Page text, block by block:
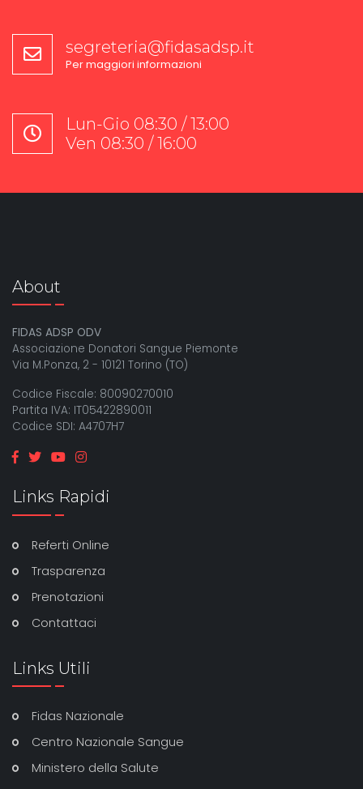
segreteria@fidasadsp.it
Per maggiori informazioni
Lun-Gio 08:30 / 13:00
Ven 08:30 / 16:00
About
FIDAS ADSP ODV
Associazione Donatori Sangue Piemonte
Via M.Ponza, 2 - 10121 Torino (TO)
Codice Fiscale: 80090270010
Partita IVA: IT05422890011
Codice SDI: A4707H7
Links Rapidi
Referti Online
Trasparenza
Prenotazioni
Contattaci
Links Utili
Fidas Nazionale
Centro Nazionale Sangue
Ministero della Salute